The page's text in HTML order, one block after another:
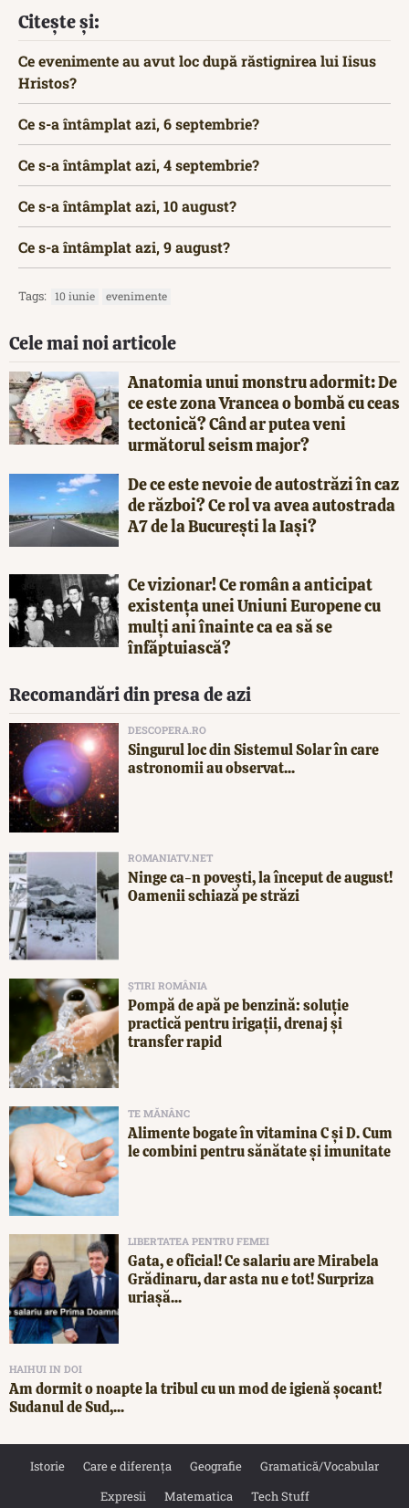
Citește și:
Ce evenimente au avut loc după răstignirea lui Iisus
Hristos?
Ce s-a întâmplat azi, 6 septembrie?
Ce s-a întâmplat azi, 4 septembrie?
Ce s-a întâmplat azi, 10 august?
Ce s-a întâmplat azi, 9 august?
Tags: 10 iunie evenimente
Cele mai noi articole
Anatomia unui monstru adormit: De
ce este zona Vrancea o bombă cu ceas
tectonică? Când ar putea veni
următorul seism major?
De ce este nevoie de autostrăzi în caz
de război? Ce rol va avea autostrada
A7 de la București la Iași?
Ce vizionar! Ce român a anticipat
existența unei Uniuni Europene cu
mulți ani înainte ca ea să se
înfăptuiască?
Recomandări din presa de azi
DESCOPERA.RO
Singurul loc din Sistemul Solar în care
astronomii au observat...
ROMANIATV.NET
Ninge ca-n povești, la început de august!
Oamenii schiază pe străzi
ȘTIRI ROMÂNIA
Pompă de apă pe benzină: soluție
practică pentru irigații, drenaj și
transfer rapid
TE MĂNÂNC
Alimente bogate în vitamina C și D. Cum
le combini pentru sănătate și imunitate
LIBERTATEA PENTRU FEMEI
Gata, e oficial! Ce salariu are Mirabela
Grădinaru, dar asta nu e tot! Surpriza
uriașă...
HAIHUI IN DOI
Am dormit o noapte la tribul cu un mod de igienă șocant!
Sudanul de Sud,...
Istorie Care e diferența Geografie
Gramatică/Vocabular
Expresii
Matematica Tech Stuff